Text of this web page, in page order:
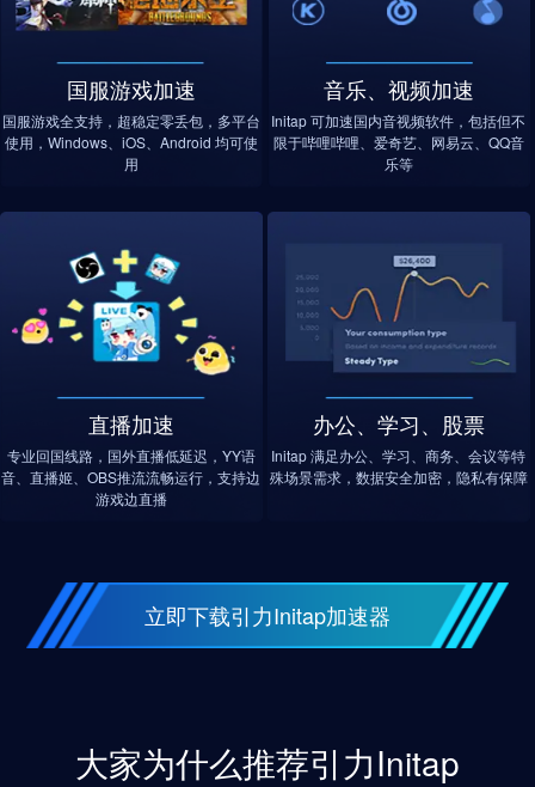
国服游戏加速
国服游戏全支持，超稳定零丢包，多平台
使用，Windows、iOS、Android 均可使
用
音乐、视频加速
Initap 可加速国内音视频软件，包括但不
限于哔哩哔哩、爱奇艺、网易云、QQ音
乐等
直播加速
专业回国线路，国外直播低延迟，YY语
音、直播姬、OBS推流流畅运行，支持边
游戏边直播
办公、学习、股票
Initap 满足办公、学习、商务、会议等特
殊场景需求，数据安全加密，隐私有保障
立即下载引力Initap加速器
大家为什么推荐引力Initap